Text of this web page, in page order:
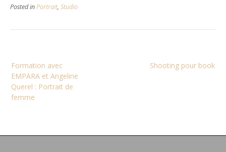
Posted inPortrait, Studio
de
l’article
Shooting pour book
Formation avec
EMPARA et Angeline
Querel : Portrait de
femme